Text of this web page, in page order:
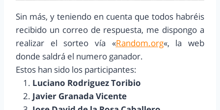
Sin más, y teniendo en cuenta que todos habréis
recibido un correo de respuesta, me dispongo a
realizar el sorteo vía «Random.org«, la web
donde saldrá el numero ganador.
Estos han sido los participantes:
Luciano Rodriguez Toribio
Javier Granada Vicente